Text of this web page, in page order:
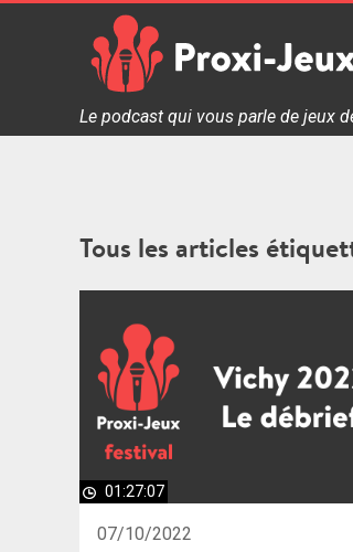
Proxi Jeux - Le podcast qui vous
Le podcast qui vous parle de jeux
Tous les articles
01:27:07
07/10/2022